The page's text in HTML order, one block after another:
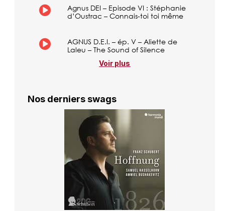
Agnus DEI – Episode VI : Stéphanie
d’Oustrac – Connais-toi toi même
AGNUS D.E.I. – ép. V – Aliette de
Laleu – The Sound of Silence
Voir plus
Nos derniers swags